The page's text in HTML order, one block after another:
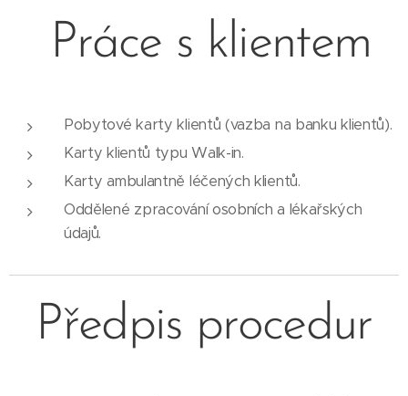
Práce s klientem
Pobytové karty klientů (vazba na banku klientů).
Karty klientů typu Walk-in.
Karty ambulantně léčených klientů.
Oddělené zpracování osobních a lékařských
údajů.
Předpis procedur